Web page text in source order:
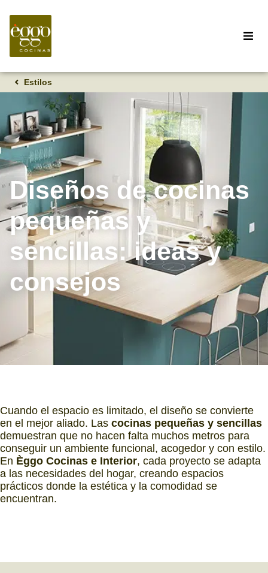
Estilos
Diseños de cocinas
pequeñas y
sencillas: ideas y
consejos
Cuando el espacio es limitado, el diseño se convierte
en el mejor aliado. Las cocinas pequeñas y sencillas
demuestran que no hacen falta muchos metros para
conseguir un ambiente funcional, acogedor y con estilo.
En Èggo Cocinas e Interior, cada proyecto se adapta
a las necesidades del hogar, creando espacios
prácticos donde la estética y la comodidad se
encuentran.